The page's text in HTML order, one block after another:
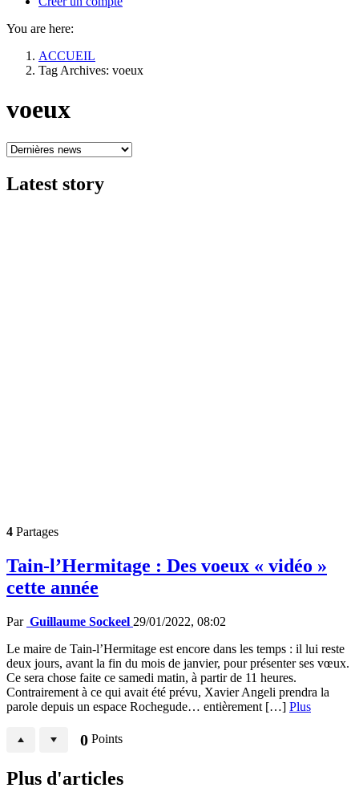
You are here:
ACCUEIL
Tag Archives: voeux
voeux
Latest story
4 Partages
Tain-l’Hermitage : Des voeux « vidéo »
cette année
Par Guillaume Sockeel 29/01/2022, 08:02
Le maire de Tain-l’Hermitage est encore dans les temps : il lui reste
deux jours, avant la fin du mois de janvier, pour présenter ses vœux.
Ce sera chose faite ce samedi matin, à partir de 11 heures.
Contrairement à ce qui avait été prévu, Xavier Angeli prendra la
parole depuis un espace Rochegude… entièrement […] Plus
0 Points
Plus d'articles